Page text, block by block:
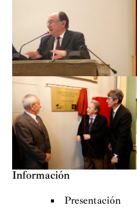
Información
Presentación